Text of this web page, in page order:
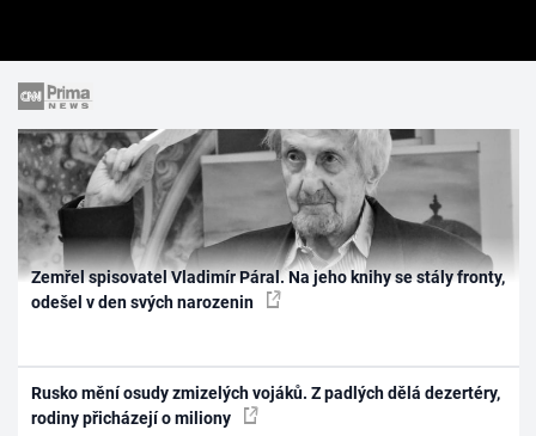
Zemřel spisovatel Vladimír Páral. Na jeho knihy se stály fronty,
odešel v den svých narozenin
Rusko mění osudy zmizelých vojáků. Z padlých dělá dezertéry,
rodiny přicházejí o miliony